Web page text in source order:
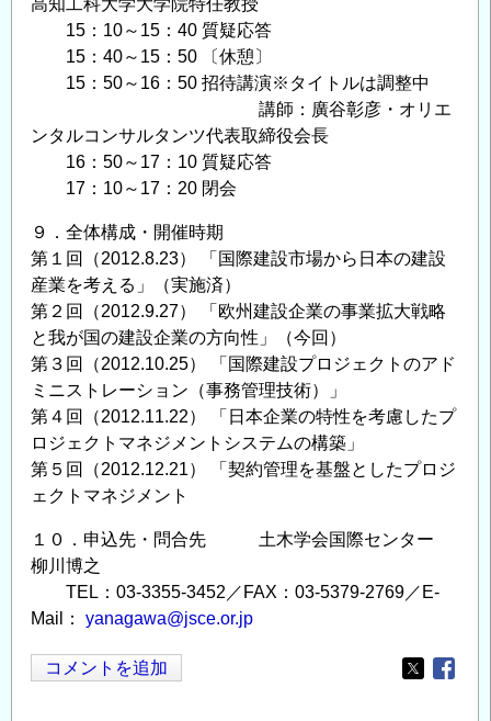
高知工科大学大学院特任教授
15：10～15：40 質疑応答
15：40～15：50 〔休憩〕
15：50～16：50 招待講演※タイトルは調整中
講師：廣谷彰彦・オリエ
ンタルコンサルタンツ代表取締役会長
16：50～17：10 質疑応答
17：10～17：20 閉会
９．全体構成・開催時期
第１回（2012.8.23） 「国際建設市場から日本の建設
産業を考える」（実施済）
第２回（2012.9.27） 「欧州建設企業の事業拡大戦略
と我が国の建設企業の方向性」（今回）
第３回（2012.10.25） 「国際建設プロジェクトのアド
ミニストレーション（事務管理技術）」
第４回（2012.11.22） 「日本企業の特性を考慮したプ
ロジェクトマネジメントシステムの構築」
第５回（2012.12.21） 「契約管理を基盤としたプロジ
ェクトマネジメント
１０．申込先・問合先 土木学会国際センター
柳川博之
TEL：03-3355-3452／FAX：03-5379-2769／E-
Mail： yanagawa@jsce.or.jp
コメントを追加
Opens in